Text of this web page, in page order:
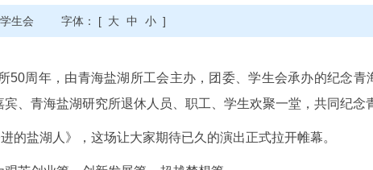
生会 字体： [ 大 中 小 ]
50周年，由青海盐湖所工会主办，团委、学生会承办的纪念青
、青海盐湖研究所退休人员、职工、学生欢聚一堂，共同纪念
的盐湖人》，这场让大家期待已久的演出正式拉开帷幕。